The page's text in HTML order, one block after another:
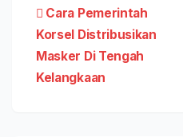
Post
navigation
Cara Pemerintah
Korsel Distribusikan
Masker Di Tengah
Kelangkaan